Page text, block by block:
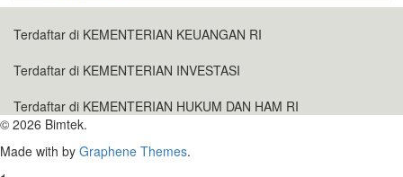
Terdaftar di KEMENTERIAN KEUANGAN RI
Terdaftar di KEMENTERIAN INVESTASI
Terdaftar di KEMENTERIAN HUKUM DAN HAM RI
© 2026 Bimtek.
Made with by Graphene Themes.